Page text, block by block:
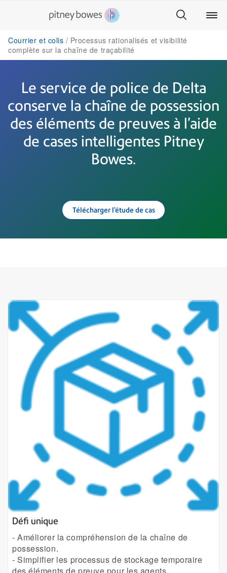
Courrier et colis
Processus rationalisés et visibilité
complète sur la chaîne de traçabilité
Le service de police de Delta
conserve la chaîne de possession
des éléments de preuves à l’aide
de cases intelligentes Pitney
Bowes.
Télécharger l'étude de cas
Défi unique
- Améliorer la compréhension de la chaîne de
possession.
- Simplifier les processus de stockage temporaire